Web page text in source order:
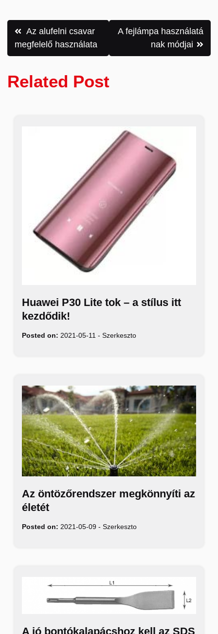
Bejegyzés
navigáció
Az alufelni csavar
megfelelő használata
A fejlámpa használatá
nak módjai
Related Post
Huawei P30 Lite tok – a stílus itt
kezdődik!
Posted on: 2021-05-11 - Szerkeszto
Az öntözőrendszer megkönnyíti az
életét
Posted on: 2021-05-09 - Szerkeszto
A jó bontókalapácshoz kell az SDS